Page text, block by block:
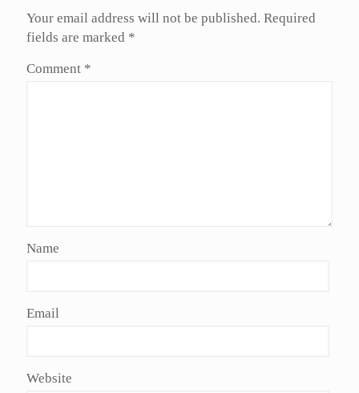
Your email address will not be published. Required
fields are marked *
Comment *
Name
Email
Website